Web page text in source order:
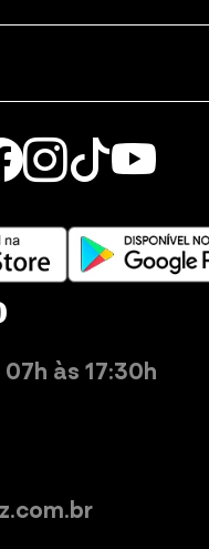
às 17:30h